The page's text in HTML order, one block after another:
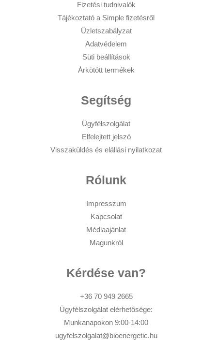
Fizetési tudnivalók
Tájékoztató a Simple fizetésről
Üzletszabályzat
Adatvédelem
Süti beállítások
Árkötött termékek
Segítség
Ügyfélszolgálat
Elfelejtett jelszó
Visszaküldés és elállási nyilatkozat
Rólunk
Impresszum
Kapcsolat
Médiaajánlat
Magunkról
Kérdése van?
+36 70 949 2665
Ügyfélszolgálat elérhetősége:
Munkanapokon 9:00-14:00
ugyfelszolgalat@bioenergetic.hu